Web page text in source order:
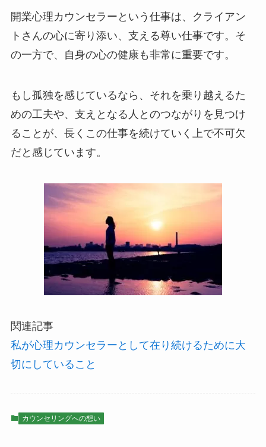
開業心理カウンセラーという仕事は、クライアン
トさんの心に寄り添い、支える尊い仕事です。そ
の一方で、自身の心の健康も非常に重要です。
もし孤独を感じているなら、それを乗り越えるた
めの工夫や、支えとなる人とのつながりを見つけ
ることが、長くこの仕事を続けていく上で不可欠
だと感じています。
関連記事
私が心理カウンセラーとして在り続けるために大
切にしていること
カウンセリングへの想い